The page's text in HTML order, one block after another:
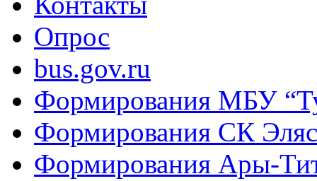
Опрос
bus.gov.ru
Формирования МБУ
Формирования СК
Формирования Ары-